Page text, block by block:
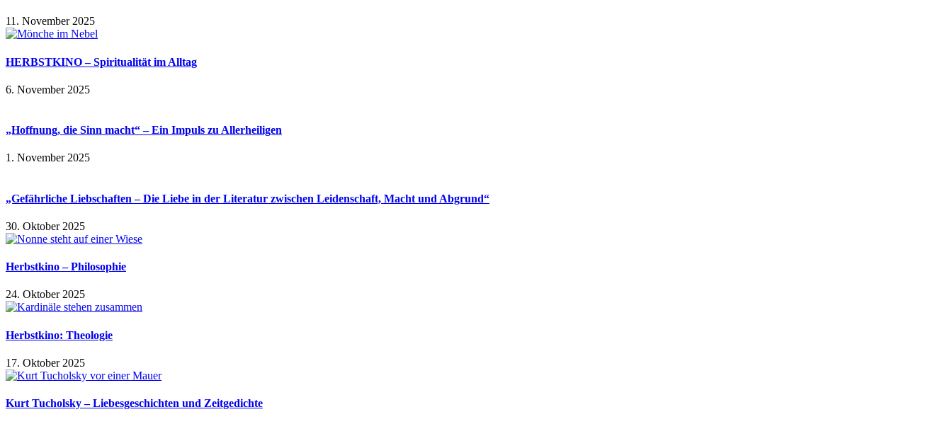
11. November 2025
HERBSTKINO – Spiritualität im Alltag
6. November 2025
„Hoffnung, die Sinn macht“ – Ein Impuls zu Allerheiligen
1. November 2025
„Gefährliche Liebschaften – Die Liebe in der Literatur zwischen Leidenschaft, Macht und Abgrund“
30. Oktober 2025
Herbstkino – Philosophie
24. Oktober 2025
Herbstkino: Theologie
17. Oktober 2025
Kurt Tucholsky – Liebesgeschichten und Zeitgedichte